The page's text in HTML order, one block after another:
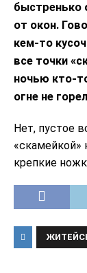
быстренько
от окон.
кем-то
все точки
ночью кто-
огне не
Нет, пустое
«скамейкой»
крепкие